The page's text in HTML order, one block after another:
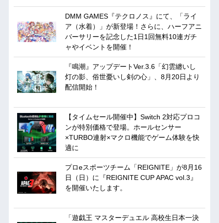
DMM GAMES『テクロノス』にて、「ライ
ア（水着）」が新登場！さらに、ハーフアニ
バーサリーを記念した1日1回無料10連ガチ
ャやイベントを開催！
『鳴潮』アップデートVer.3.6「幻雲纏いし
灯の影、俗世憂いし剣の心」、8月20日より
配信開始！
【タイムセール開催中】Switch 2対応プロコ
ンが特別価格で登場。ホールセンサー
×TURBO連射×マクロ機能でゲーム体験を快
適に
プロeスポーツチーム「REIGNITE」が8月16
日（日）に『REIGNITE CUP APAC vol.3』
を開催いたします。
「遊戯王 マスターデュエル 高校生日本一決